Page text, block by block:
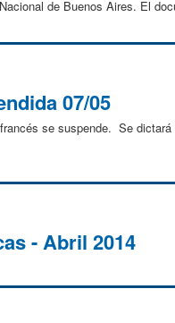
de Buenos Aires. El
07/05
se suspende. Se
- Abril 2014